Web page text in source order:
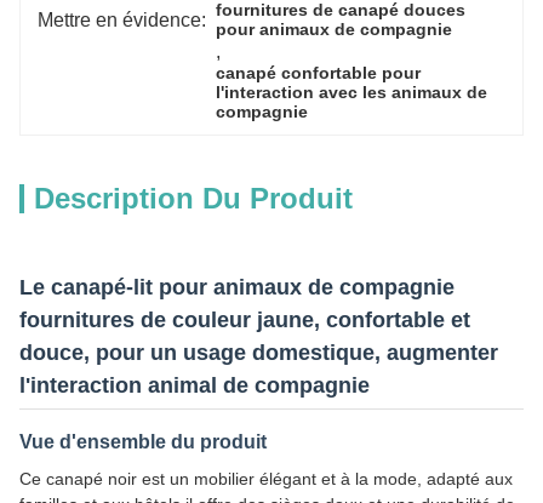
Mettre en évidence: fournitures de canapé douces
pour animaux de compagnie
,
canapé confortable pour
l'interaction avec les animaux de
compagnie
Description Du Produit
Le canapé-lit pour animaux de compagnie
fournitures de couleur jaune, confortable et
douce, pour un usage domestique, augmenter
l'interaction animal de compagnie
Vue d'ensemble du produit
Ce canapé noir est un mobilier élégant et à la mode, adapté aux